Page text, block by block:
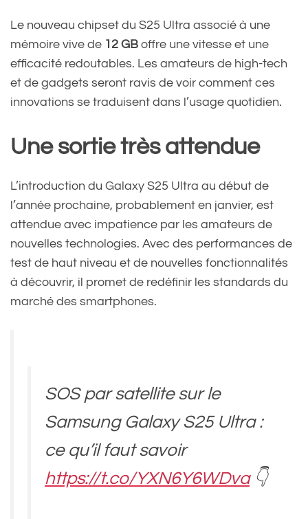
Le nouveau chipset du S25 Ultra associé à une
mémoire vive de 12 GB offre une vitesse et une
efficacité redoutables. Les amateurs de high-tech
et de gadgets seront ravis de voir comment ces
innovations se traduisent dans l’usage quotidien.
Une sortie très attendue
L’introduction du Galaxy S25 Ultra au début de
l’année prochaine, probablement en janvier, est
attendue avec impatience par les amateurs de
nouvelles technologies. Avec des performances de
test de haut niveau et de nouvelles fonctionnalités
à découvrir, il promet de redéfinir les standards du
marché des smartphones.
SOS par satellite sur le
Samsung Galaxy S25 Ultra :
ce qu’il faut savoir
https://t.co/YXN6Y6WDva👇